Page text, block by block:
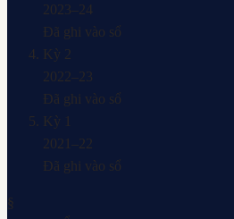
2023–24
Đã ghi vào sổ
Kỳ 2
2022–23
Đã ghi vào sổ
Kỳ 1
2021–22
Đã ghi vào sổ
§